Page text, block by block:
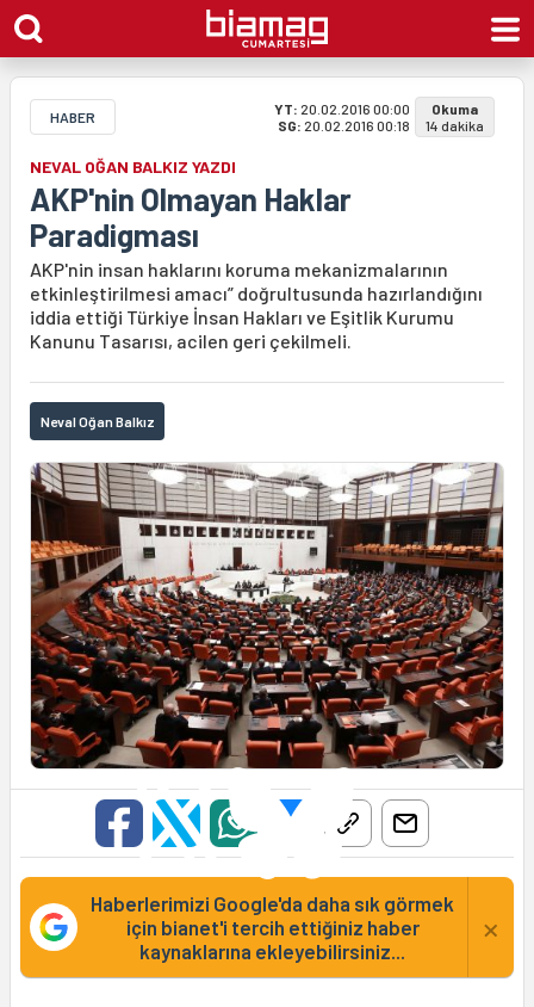
HABER YT: 20.02.2016 00:00
SG: 20.02.2016 00:18
Okuma
14 dakika
NEVAL OĞAN BALKIZ YAZDI
AKP'nin Olmayan Haklar
Paradigması
AKP'nin insan haklarını koruma mekanizmalarının
etkinleştirilmesi amacı” doğrultusunda hazırlandığını
iddia ettiği Türkiye İnsan Hakları ve Eşitlik Kurumu
Kanunu Tasarısı, acilen geri çekilmeli.
Neval Oğan Balkız
Haberlerimizi Google'da daha sık görmek
için bianet'i tercih ettiğiniz haber
kaynaklarına ekleyebilirsiniz...
×